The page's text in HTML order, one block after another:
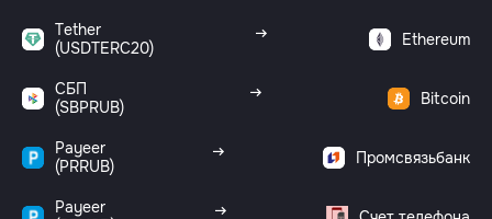
Tether
(USDTERC20)
Ethereum
СБП
(SBPRUB)
Bitcoin
Payeer
(PRRUB)
Промсвязьбанк
Payeer